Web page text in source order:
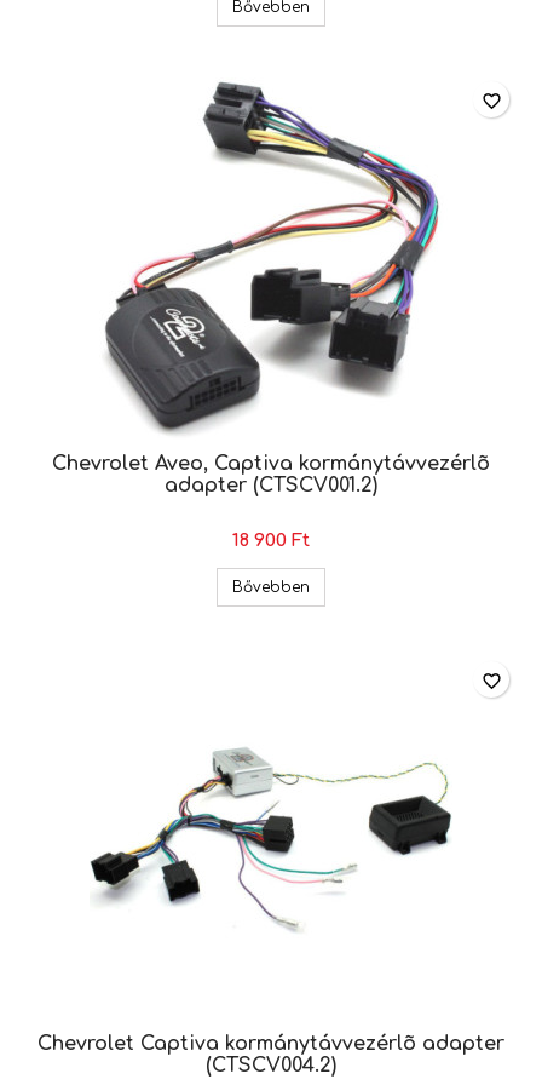
Bővebben
Chevrolet Aveo, Captiva kormánytávvezérlõ
adapter (CTSCV001.2)
18 900 Ft
Bővebben
favorite_border
Chevrolet Captiva kormánytávvezérlõ adapter
(CTSCV004.2)
favorite_border